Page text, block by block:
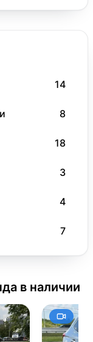
14
8
18
3
4
7
в наличии